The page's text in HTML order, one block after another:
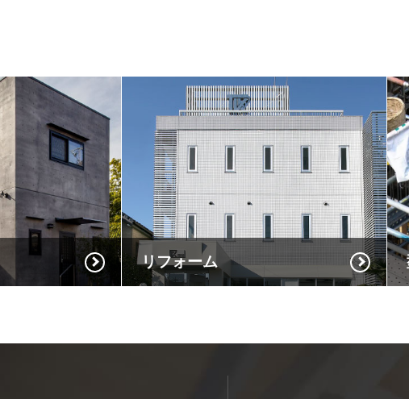
リフォーム